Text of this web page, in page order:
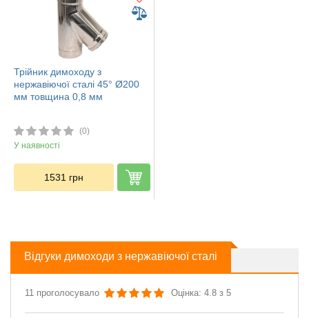
Трійник димоходу з
нержавіючої сталі 45° Ø200
мм товщина 0,8 мм
(0)
У наявності
1531 грн
Відгуки димоходи з нержавіючої сталі
11 проголосувало Оцінка: 4.8 з 5